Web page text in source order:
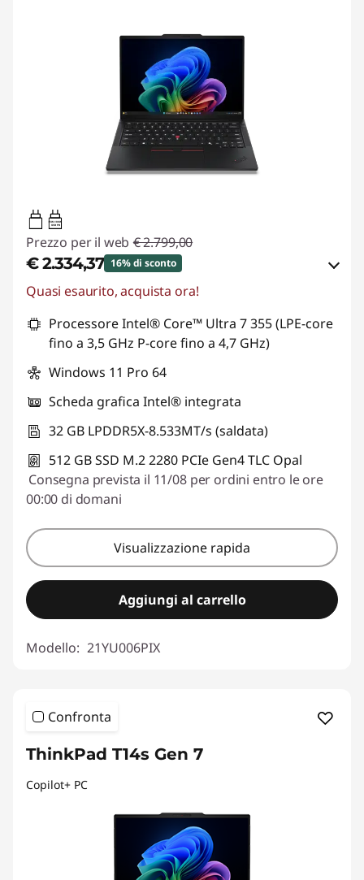
65W-100W
USB PD
Prezzo per il web € 2.799,00
€ 2.334,37 16% di sconto
Risparmi eCoupon :-€ 464,63
Usa il coupon :ESTATE
Quasi esaurito, acquista ora!
Processore Intel® Core™ Ultra 7 355 (LPE-core
fino a 3,5 GHz P-core fino a 4,7 GHz)
Windows 11 Pro 64
Scheda grafica Intel® integrata
32 GB LPDDR5X-8.533MT/s (saldata)
512 GB SSD M.2 2280 PCIe Gen4 TLC Opal
Consegna prevista il 11/08 per ordini entro le ore
00:00 di domani
Visualizzazione rapida
Aggiungi al carrello
Modello: 21YU006PIX
Confronta
ThinkPad T14s Gen 7
Copilot+ PC